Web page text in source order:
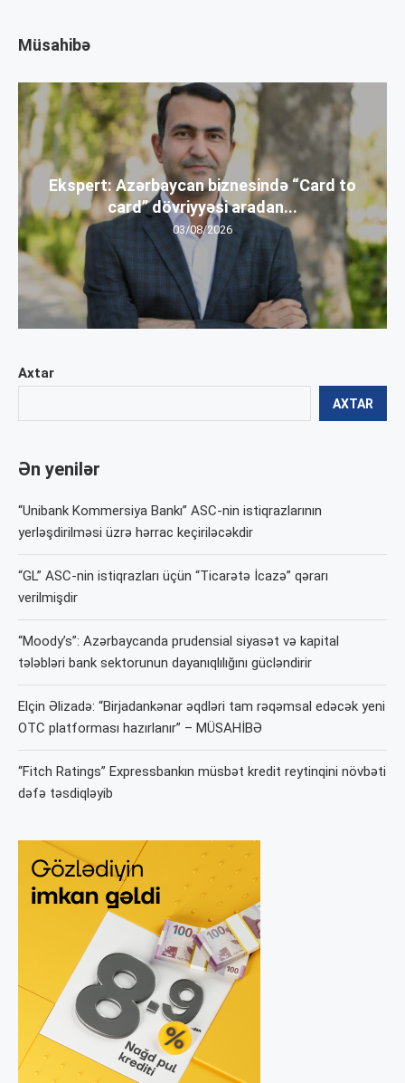
Axtar
AXTAR
Ən yenilər
“Unibank Kommersiya Bankı” ASC-nin istiqrazlarının
yerləşdirilməsi üzrə hərrac keçiriləcəkdir
“GL” ASC-nin istiqrazları üçün “Ticarətə İcazə” qərarı
verilmişdir
“Moody’s”: Azərbaycanda prudensial siyasət və kapital
tələbləri bank sektorunun dayanıqlılığını gücləndirir
Elçin Əlizadə: “Birjadankənar əqdləri tam rəqəmsal edəcək yeni
OTC platforması hazırlanır” – MÜSAHİBƏ
“Fitch Ratings” Expressbankın müsbət kredit reytinqini növbəti
dəfə təsdiqləyib
Müsahibə
Ekspert: Azərbaycan biznesində “Card to
card” dövriyyəsi aradan...
03/08/2026